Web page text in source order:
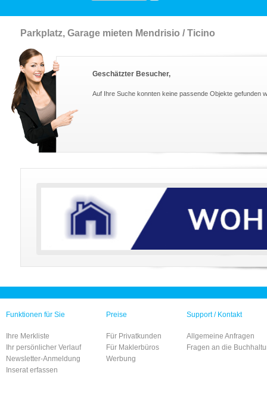
Parkplatz, Garage mieten Mendrisio / Ticino
Geschätzter Besucher,
Auf Ihre Suche konnten keine passende Objekte gefunden
Funktionen für Sie
Ihre Merkliste
Ihr persönlicher Verlauf
Newsletter-Anmeldung
Inserat erfassen
Preise
Für Privatkunden
Für Maklerbüros
Werbung
Support / Kontakt
Allgemeine Anfragen
Fragen an die